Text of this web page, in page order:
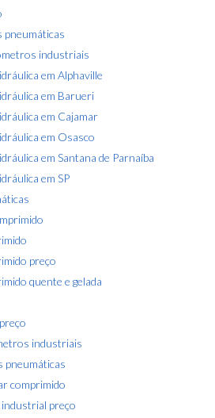
pneumáticas
industriais
em Alphaville
em Barueri
em Cajamar
em Osasco
em Santana de Parnaíba
em SP
preço
quente e gelada
industriais
pneumáticas
comprimido
preço